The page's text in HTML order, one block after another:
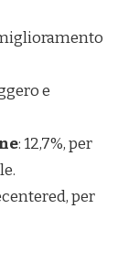
e
: 12,7%, per
per